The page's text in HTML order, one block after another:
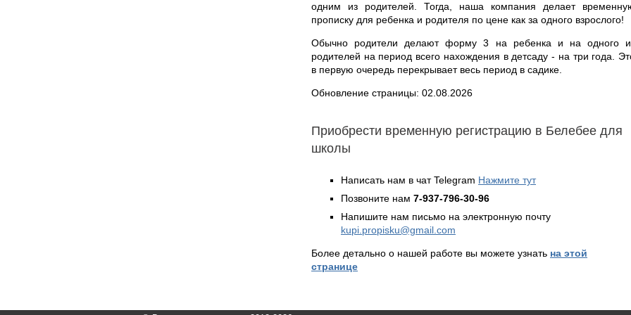
одним из родителей. Тогда, наша компания делает
прописку для ребенка и родителя по цене как за одного взрослого!
Обычно родители делают форму 3 на ребенка и на одного
родителей на период всего нахождения в детсаду - на три года.
в первую очередь перекрывает весь период в садике.
Обновление страницы: 02.08.2026
Приобрести временную регистрацию в Белебее для
школы
Написать нам в чат Telegram Нажмите тут
Позвоните нам 7-937-796-30-96
Напишите нам письмо на электронную почту
kupi.propisku@gmail.com
Более детально о нашей работе вы можете узнать на этой
странице